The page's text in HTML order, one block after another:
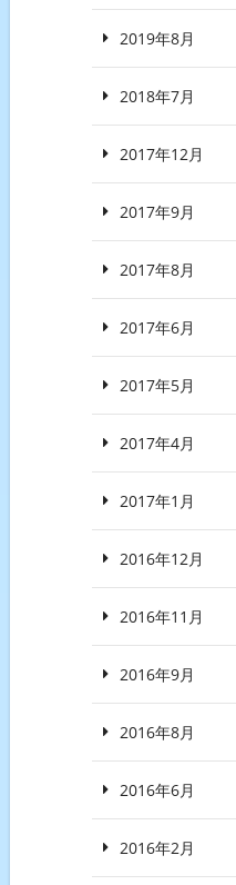
2019年8月
2018年7月
2017年12月
2017年9月
2017年8月
2017年6月
2017年5月
2017年4月
2017年1月
2016年12月
2016年11月
2016年9月
2016年8月
2016年6月
2016年2月